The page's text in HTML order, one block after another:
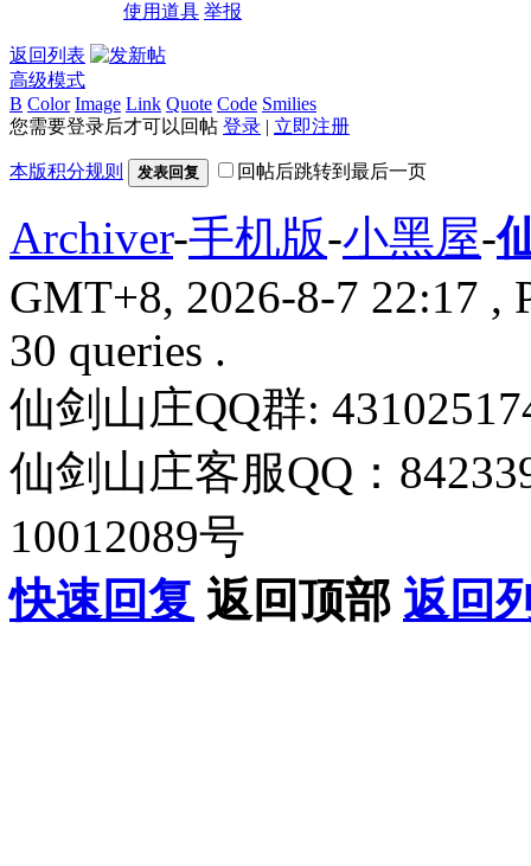
使用道具 举报
返回列表
高级模式
B Color Image Link Quote Code Smilies
您需要登录后才可以回帖 登录 | 立即注册
本版积分规则 发表回复 回帖后跳转到最后一页
Archiver-手机版-小黑屋-
GMT+8, 2026-8-7 22:17 ,
30 queries .
仙剑山庄QQ群:
仙剑山庄客服QQ：
10012089号
快速回复 返回顶部 返回